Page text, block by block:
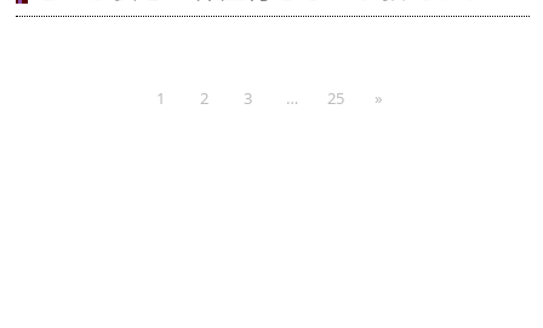
1 2 3 … 25 »